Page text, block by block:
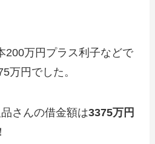
200万円プラス利子などで
万円でした。
さんの借金額は3375万円